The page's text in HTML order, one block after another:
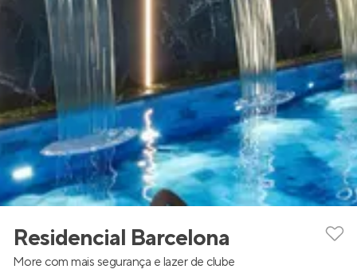
Residencial Barcelona
More com mais segurança e lazer de clube